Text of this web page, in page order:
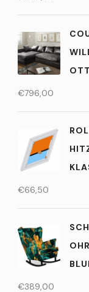
€796,00
€66,50
€389,00